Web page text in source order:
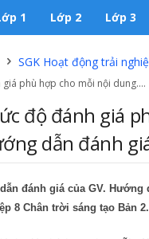
1 Lớp 2 Lớp 3
SGK Hoạt động trải
phù hợp cho mỗi nội dung....
độ đánh giá
dẫn đánh
đánh giá của GV.
8 Chân trời sáng tạo Bản 2.